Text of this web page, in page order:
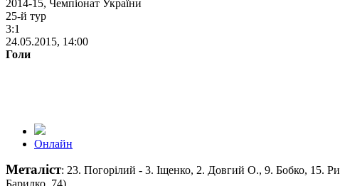
2014-15, Чемпіонат України
25-й тур
3:1
24.05.2015, 14:00
Голи
Онлайн
Металіст: 23. Погорілий - 3. Іщенко, 2. Довгий О., 9. Бобко, 15.
Барилко, 74)